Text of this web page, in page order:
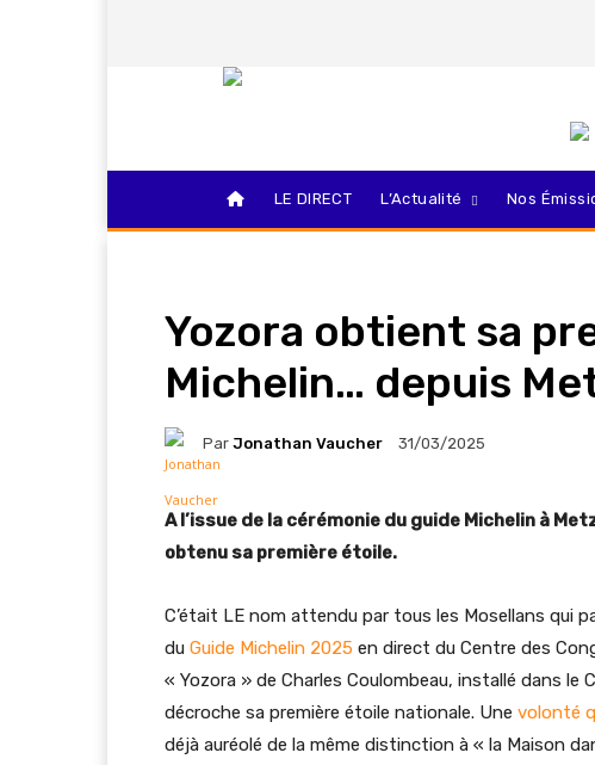
LE DIRECT L’Actualité Nos
Yozora obtient sa
Michelin… depuis
Par Jonathan Vaucher 31/03/2025
A l’issue de la cérémonie du guide Michelin à
obtenu sa première étoile.
C’était LE nom attendu par tous les Mosellans qui
du Guide Michelin 2025 en direct du Centre des
« Yozora » de Charles Coulombeau, installé dans le
décroche sa première étoile nationale. Une volonté
déjà auréolé de la même distinction à « la Maison